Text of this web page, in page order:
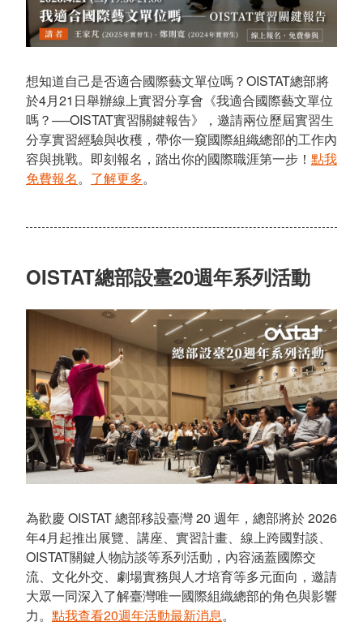
想知道自己是否適合國際藝文單位嗎？OISTAT總部將
於4月21日舉辦線上實習分享會《我適合國際藝文單位
嗎？──OISTAT實習關鍵報告》，邀請兩位歷屆實習生
分享實習經驗與收穫，帶你一窺國際組織總部的工作內
容與挑戰。即刻報名，踏出你的國際職涯第一步！ 點我
免費報名。 了解更多。
OISTAT總部設臺20週年系列活動
為歡慶 OISTAT 總部移設臺灣 20 週年，總部將於 2026
年4月起推出展覽、講座、實習計畫、線上跨國對談、
OISTAT關鍵人物訪談等系列活動，內容涵蓋國際交
流、文化外交、劇場實務與人才培育等多元面向，邀請
大眾一同深入了解臺灣唯一國際組織總部的角色與影響
力。 點我查看20週年活動最新消息。